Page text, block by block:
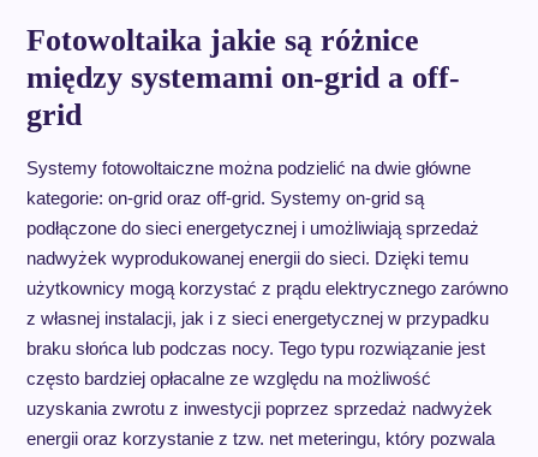
Fotowoltaika jakie są różnice
między systemami on-grid a off-
grid
Systemy fotowoltaiczne można podzielić na dwie główne
kategorie: on-grid oraz off-grid. Systemy on-grid są
podłączone do sieci energetycznej i umożliwiają sprzedaż
nadwyżek wyprodukowanej energii do sieci. Dzięki temu
użytkownicy mogą korzystać z prądu elektrycznego zarówno
z własnej instalacji, jak i z sieci energetycznej w przypadku
braku słońca lub podczas nocy. Tego typu rozwiązanie jest
często bardziej opłacalne ze względu na możliwość
uzyskania zwrotu z inwestycji poprzez sprzedaż nadwyżek
energii oraz korzystanie z tzw. net meteringu, który pozwala